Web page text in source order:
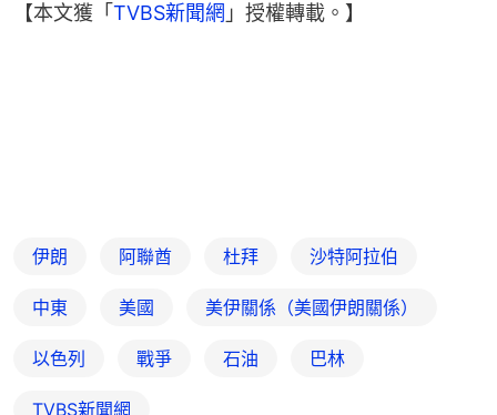
【本文獲「 TVBS新聞網 」授權轉載。】
伊朗 阿聯酋 杜拜 沙特阿拉伯
中東 美國 美伊關係（美國伊朗關係）
以色列 戰爭 石油 巴林
TVBS新聞網